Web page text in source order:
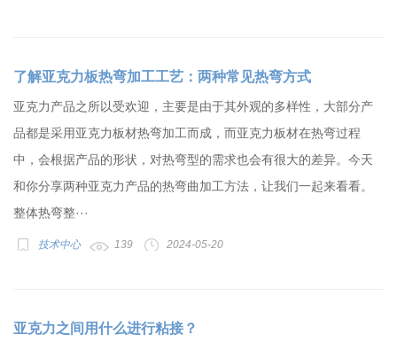
了解亚克力板热弯加工工艺：两种常见热弯方式
亚克力产品之所以受欢迎，主要是由于其外观的多样性，大部分产
品都是采用亚克力板材热弯加工而成，而亚克力板材在热弯过程
中，会根据产品的形状，对热弯型的需求也会有很大的差异。今天
和你分享两种亚克力产品的热弯曲加工方法，让我们一起来看看。
整体热弯整···
技术中心 139 2024-05-20
亚克力之间用什么进行粘接？